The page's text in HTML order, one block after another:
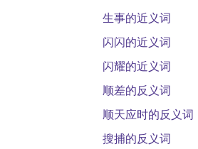
生事的近义词
闪闪的近义词
闪耀的近义词
顺差的反义词
顺天应时的反义词
搜捕的反义词